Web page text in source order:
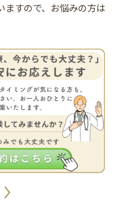
ますので、お悩みの方は